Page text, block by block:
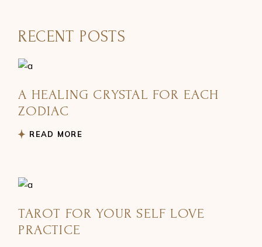
RECENT POSTS
A HEALING CRYSTAL FOR EACH
ZODIAC
READ MORE
TAROT FOR YOUR SELF LOVE
PRACTICE